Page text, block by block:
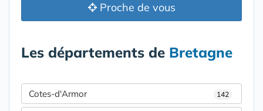
Proche de vous
Les départements de Bretagne
Cotes-d'Armor 142